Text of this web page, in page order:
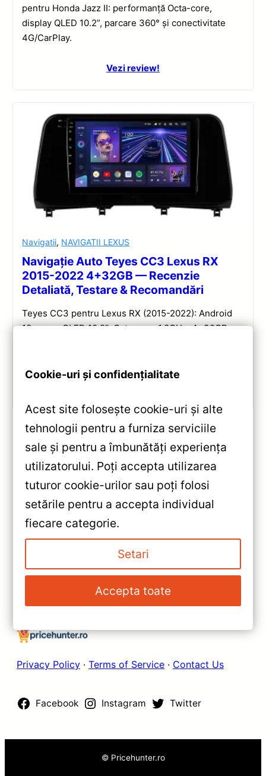
pentru Honda Jazz II: performanță Octa-core,
display QLED 10.2”, parcare 360° și conectivitate
4G/CarPlay.
Vezi review!
Navigatii, NAVIGATII LEXUS
Navigație Auto Teyes CC3 Lexus RX
2015-2022 4+32GB — Recenzie
Detaliată, Testare & Recomandări
Teyes CC3 pentru Lexus RX (2015-2022): Android
10, ecran QLED 10.2″, Octa-core 1.8GHz, 4+32GB,
«Navigatie Auto Teyes CC3L
Honda Jazz 2 (2007-2014) —
10.2″ IPS, 2+32GB, Android:
Recenzie Detaliată, Testare &
Recomandări
Navigatie Auto Teyes CC3L
WiFi Chevrolet Spark M300
2+32GB 9 inch IPS — Recenzie
Detaliată, Testare &
Recomandări
Privacy Policy · Terms of Service · Contact Us
Facebook Instagram Twitter
© Pricehunter.ro
Cookie-uri și confidențialitate
Acest site folosește cookie-uri și alte
tehnologii pentru a furniza serviciile
sale și pentru a îmbunătăți experiența
utilizatorului. Poți accepta utilizarea
tuturor cookie-urilor sau poți folosi
setările pentru a accepta individual
fiecare categorie.
Setari
Accepta toate